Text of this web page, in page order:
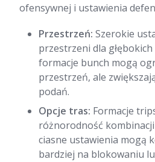
ofensywnej i ustawienia
Przestrzeń: Szerokie
przestrzeni dla
formacje bunch mogą
przestrzeń, ale
podań.
Opcje tras: Formacje
różnorodność
ciasne ustawienia mogą
bardziej na blokowaniu